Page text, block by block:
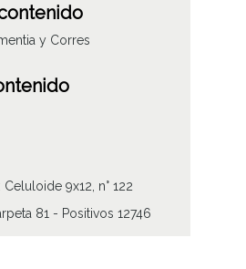
y Corres
9x12, n° 122
81 - Positivos 12746